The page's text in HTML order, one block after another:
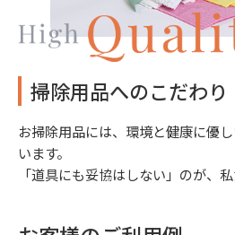
掃除用品へのこだわり
お掃除用品には、環境と健康に優
います。
「道具にも妥協はしない」のが、